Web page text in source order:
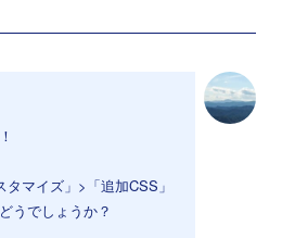
マイズ」>「追加CSS」
うでしょうか？